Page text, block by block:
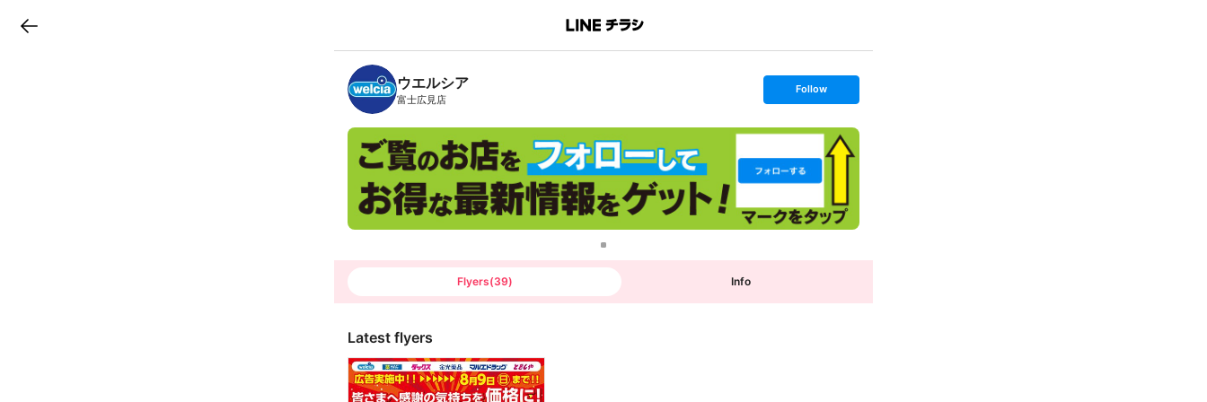
B
n
c
h
T
ウエルシア
富士広見店
s
t
o
l
o
w
Follow
Flyers(39) Info
Latest flyers